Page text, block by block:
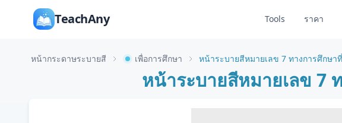
TeachAny Tools ราคา
หน้ากระดาษระบายสี เพื่อการศึกษา
หน้าระบายสีหมายเลข 7